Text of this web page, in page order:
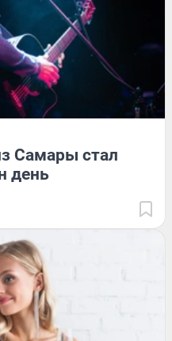
Самары стал
день